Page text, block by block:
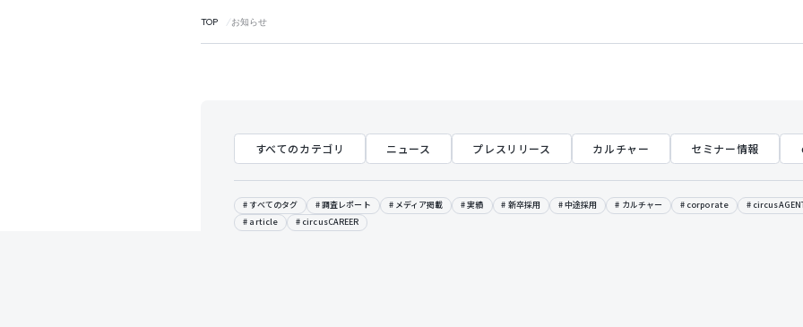
TOP お知らせ
すべてのカテゴリ ニュース プレスリリース カルチャー セミナー情報
すべてのタグ 調査レポート メディア掲載 実績 新卒採用 中途採用 カルチャー corporate
article
circusCAREER